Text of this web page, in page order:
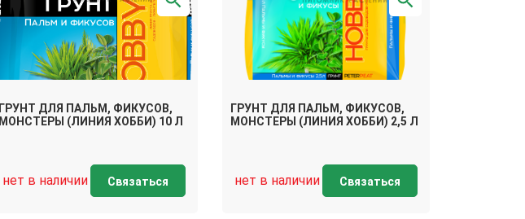
ГРУНТ ДЛЯ ПАЛЬМ, ФИКУСОВ,
МОНСТЕРЫ (ЛИНИЯ ХОББИ) 10 Л
нет в наличии Связаться
ГРУНТ ДЛЯ ПАЛЬМ, ФИКУСОВ,
МОНСТЕРЫ (ЛИНИЯ ХОББИ) 2,5 Л
нет в наличии Связаться